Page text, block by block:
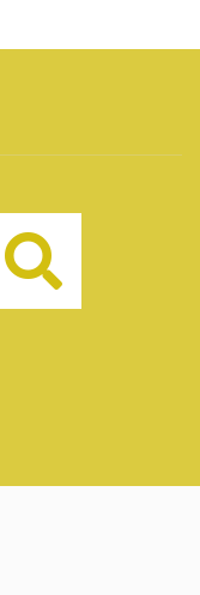
Buscar